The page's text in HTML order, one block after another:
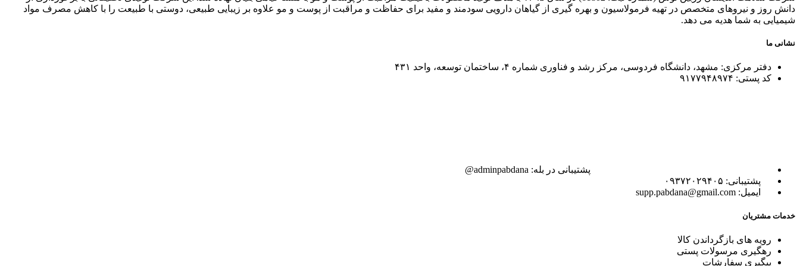
دانش روز و نیروهای متخصص در تهیه فرمولاسیون و بهره گیری از گیاهان دارویی سودمند و مفید برای حفاظت و مراقبت از پوست و مو علاوه بر زیبایی طبیعی، دوستی با طبیعت را با کاهش مصرف مواد
شیمیایی به شما هدیه می دهد.
نشانی ما
دفتر مرکزی: مشهد، دانشگاه فردوسی، مرکز رشد و فناوری شماره ۴، ساختمان توسعه، واحد ۴۳۱
کد پستی: ۹۱۷۷۹۴۸۹۷۴
پشتیبانی در بله: adminpabdana@
پشتیبانی: ۰۹۳۷۲۰۲۹۴۰۵
ایمیل: supp.pabdana@gmail.com
خدمات مشتریان
رویه های بازگرداندن کالا
رهگیری مرسولات پستی
پیگیری سفارشات